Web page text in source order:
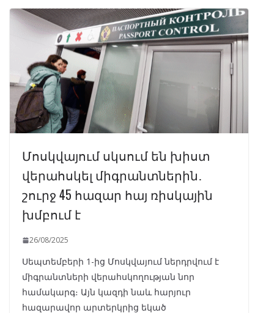
Մոսկվայում սկսում են խիստ
վերահսկել միգրանտներին․
շուրջ 45 հազար հայ ռիսկային
խմբում է
26/08/2025
Սեպտեմբերի 1-ից Մոսկվայում ներդրվում է
միգրանտների վերահսկողության նոր
համակարգ։ Այն կազդի նաև հարյուր
հազարավոր արտերկրից եկած